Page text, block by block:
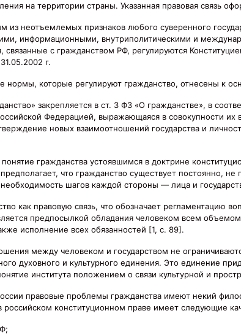
на территории страны. Указанная правовая связь
из неотъемлемых признаков любого суверенного
информационными, внутриполитическими и
связанные с гражданством РФ, регулируются
г.
нормы, которые регулируют гражданство, отнесены к
закрепляется в ст. 3 ФЗ «О гражданстве», в
Федерацией, выражающаяся в совокупности
новых взаимоотношений государства и
гражданства устоявшимся в доктрине
предполагает, что гражданство существует постоянно,
шагов каждой стороны — лица и
как правовую связь, что обозначает регламентацию
предпосылкой обладания человеком всем
исполнение всех обязанностей [1, с. 89].
между человеком и государством не
духовного и культурного единения. Это единение
института положением о связи культурной и
правовые проблемы гражданства имеют некий
российском конституционном праве имеет следующие